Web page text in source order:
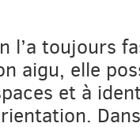
l’a toujours
aigu, elle
et à